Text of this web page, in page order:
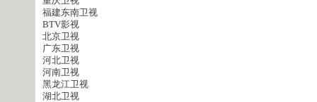
福建东南卫视
BTV影视
北京卫视
广东卫视
河北卫视
河南卫视
黑龙江卫视
湖北卫视